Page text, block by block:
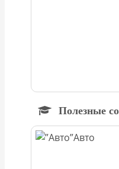
Полезные
Авто